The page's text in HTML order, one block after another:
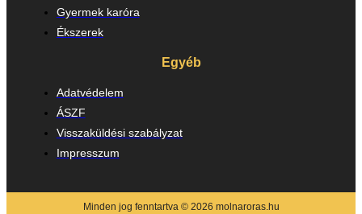
Gyermek karóra
Ékszerek
Egyéb
Adatvédelem
ÁSZF
Visszaküldési szabályzat
Impresszum
Minden jog fenntartva © 2026 molnaroras.hu